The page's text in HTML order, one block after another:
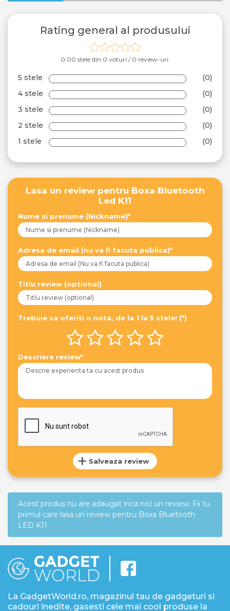
Rating general al produsului
0.00 stele din 0 voturi / 0 review-uri.
5 stele
(0)
4 stele
(0)
3 stele
(0)
2 stele
(0)
1 stele
(0)
Lasa un review pentru Boxa Bluetooth
Led K11
Nume si prenume (Nickname)*
Adresa de email (nu va fi facuta publica)*
Titlu review (optional)
Trebuie sa oferiti o nota, de la 1 la 5 stele! (*)
Descriere review*
Salveaza review
Acest produs nu are adaugat inca nici un review. Fii tu
primul care lasa un review pentru Boxa Bluetooth
LED K11
La GadgetWorld.ro, magazinul tau de gadgeturi si
cadouri inedite, gasesti cele mai cool produse la